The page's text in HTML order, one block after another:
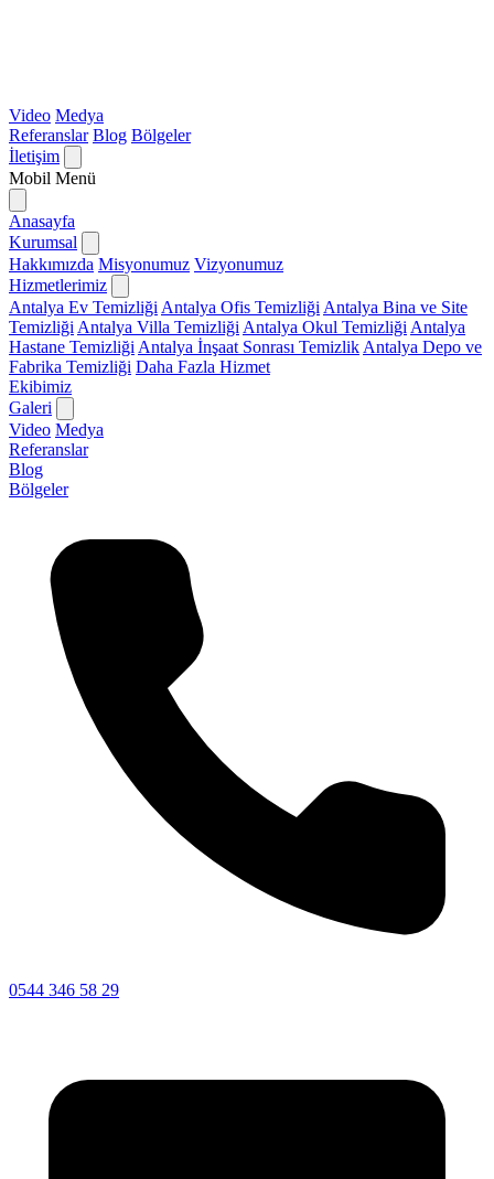
Video Medya
Referanslar Blog Bölgeler
İletişim
Mobil Menü
Anasayfa
Kurumsal
Hakkımızda Misyonumuz Vizyonumuz
Hizmetlerimiz
Antalya Ev Temizliği Antalya Ofis Temizliği Antalya Bina ve Site
Temizliği Antalya Villa Temizliği Antalya Okul Temizliği Antalya
Hastane Temizliği Antalya İnşaat Sonrası Temizlik Antalya Depo ve
Fabrika Temizliği Daha Fazla Hizmet
Ekibimiz
Galeri
Video Medya
Referanslar
Blog
Bölgeler
0544 346 58 29